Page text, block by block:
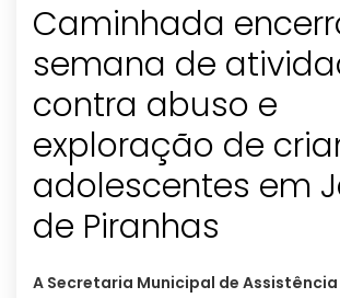
Caminhada
semana de
contra abuso e
exploração de
adolescentes em
de Piranhas
A Secretaria Municipal de